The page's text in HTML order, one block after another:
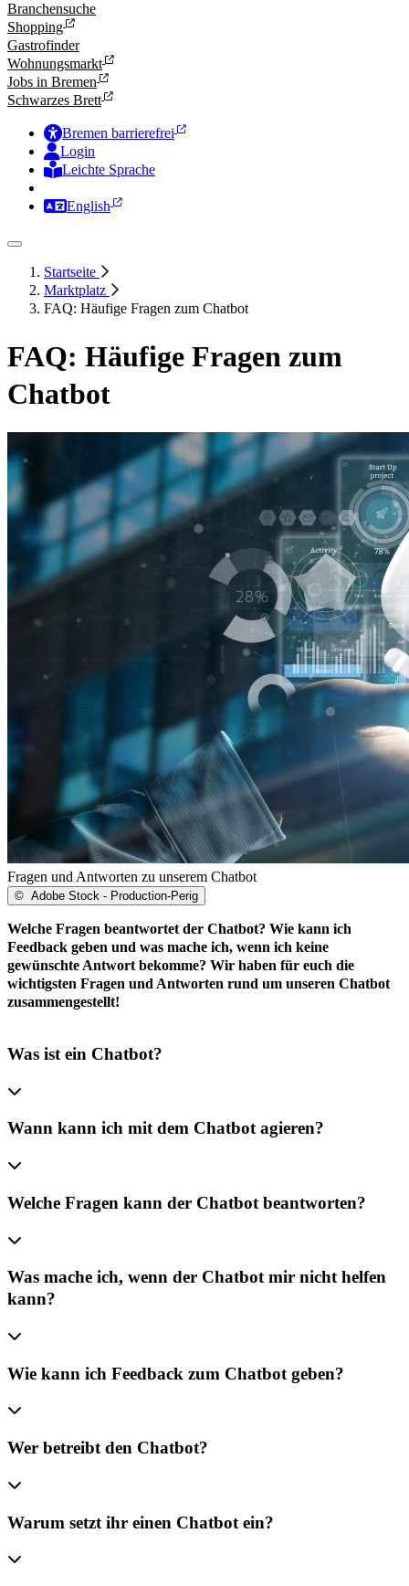
Branchensuche
Shopping
Gastrofinder
Wohnungsmarkt
Jobs in Bremen
Schwarzes Brett
Bremen barrierefrei
Login
Leichte Sprache
English
Startseite
Marktplatz
FAQ: Häufige Fragen zum Chatbot
FAQ: Häufige Fragen zum
Chatbot
Fragen und Antworten zu unserem Chatbot
© Adobe Stock - Production-Perig
Welche Fragen beantwortet der Chatbot? Wie kann ich
Feedback geben und was mache ich, wenn ich keine
gewünschte Antwort bekomme? Wir haben für euch die
wichtigsten Fragen und Antworten rund um unseren Chatbot
zusammengestellt!
Was ist ein Chatbot?
Wann kann ich mit dem Chatbot agieren?
Welche Fragen kann der Chatbot beantworten?
Was mache ich, wenn der Chatbot mir nicht helfen
kann?
Wie kann ich Feedback zum Chatbot geben?
Wer betreibt den Chatbot?
Warum setzt ihr einen Chatbot ein?